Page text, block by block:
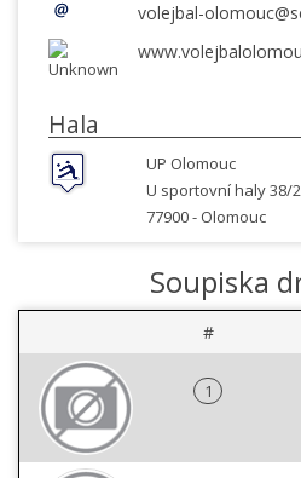
volejbal-
Hala
UP Olomouc
U sportovní haly 38/2
77900 - Olomouc
Soupiska
#
1